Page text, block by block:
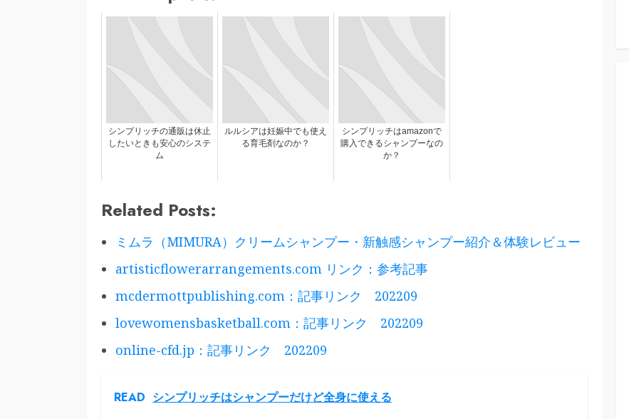
シンプリッチの通販は休止
したいときも安心のシステ
ム
ルルシアは妊娠中でも使え
る育毛剤なのか？
シンプリッチはamazonで
購入できるシャンプーなの
か？
Related Posts:
ミムラ（MIMURA）クリームシャンプー・新触感シャンプー紹介＆体験レビュー
artisticflowerarrangements.com リンク：参考記事
mcdermottpublishing.com：記事リンク 202209
lovewomensbasketball.com：記事リンク 202209
online-cfd.jp：記事リンク 202209
READ シンプリッチはシャンプーだけど全身に使える